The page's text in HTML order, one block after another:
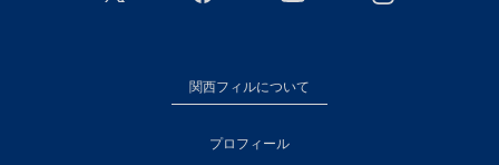
関西フィルについて
プロフィール